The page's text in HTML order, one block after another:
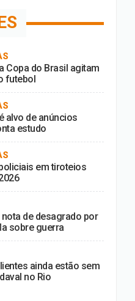
Copa do Brasil agitam
futebol
alvo de anúncios
estudo
em tiroteios
de desagrado por
sobre guerra
ainda estão sem
no Rio